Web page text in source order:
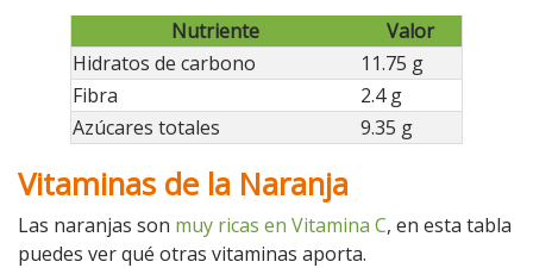
Nutriente
Valor
Hidratos de carbono
11.75 g
Fibra
2.4 g
Azúcares totales
9.35 g
Vitaminas de la Naranja
Las naranjas son muy ricas en Vitamina C, en esta tabla
puedes ver qué otras vitaminas aporta.